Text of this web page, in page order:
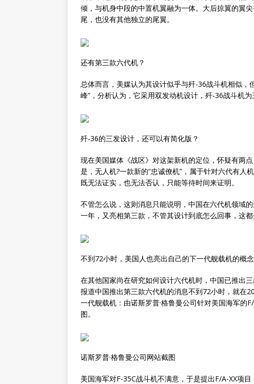
倾，与机身中段的中置机翼融为一体。大后掠翼的翼
尾，也没有其他独立的尾翼。
还有第三款六代机？
总体而言，美媒认为其设计似乎与歼-36战斗机相似
峰”，分析认为，它采用双发动机设计，歼-36战斗机为
歼-36的三发设计，还可以有简化版？
现在美国媒体《战区》对这架新机的定位，怀疑有两
是，无人机?一款新的“忠诚僚机”，属于针对六代有人
既无法证实，也无法否认，只能等待时间来证明。
不管怎么说，这则消息只能说明，中国在六代机领域
一年，又亮相第三款，不管其设计到底怎么回事，这都
不到72小时，美国人也亮出自己的下一代舰载机的概
在其他国家尚在研究如何设计六代机时，中国已推出
报道中国推出第三款六代机的消息不到72小时，就在
一代舰载机：由诺斯罗普·格鲁曼公司针对美国海军的
图。
诺斯罗普·格鲁曼公司网站截图
美国海军对F-35C战斗机不满意，于是提出F/A-XX项